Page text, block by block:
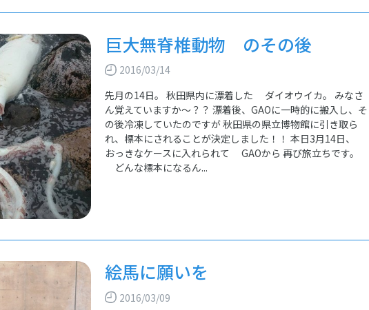
巨大無脊椎動物 のその後
2016/03/14
先月の14日。 秋田県内に漂着した ダイオウイカ。 みなさ
ん覚えていますか～？？ 漂着後、GAOに一時的に搬入し、そ
の後冷凍していたのですが 秋田県の県立博物館に引き取ら
れ、標本にされることが決定しました！！ 本日3月14日、
おっきなケースに入れられて GAOから 再び旅立ちです。
どんな標本になるん...
絵馬に願いを
2016/03/09